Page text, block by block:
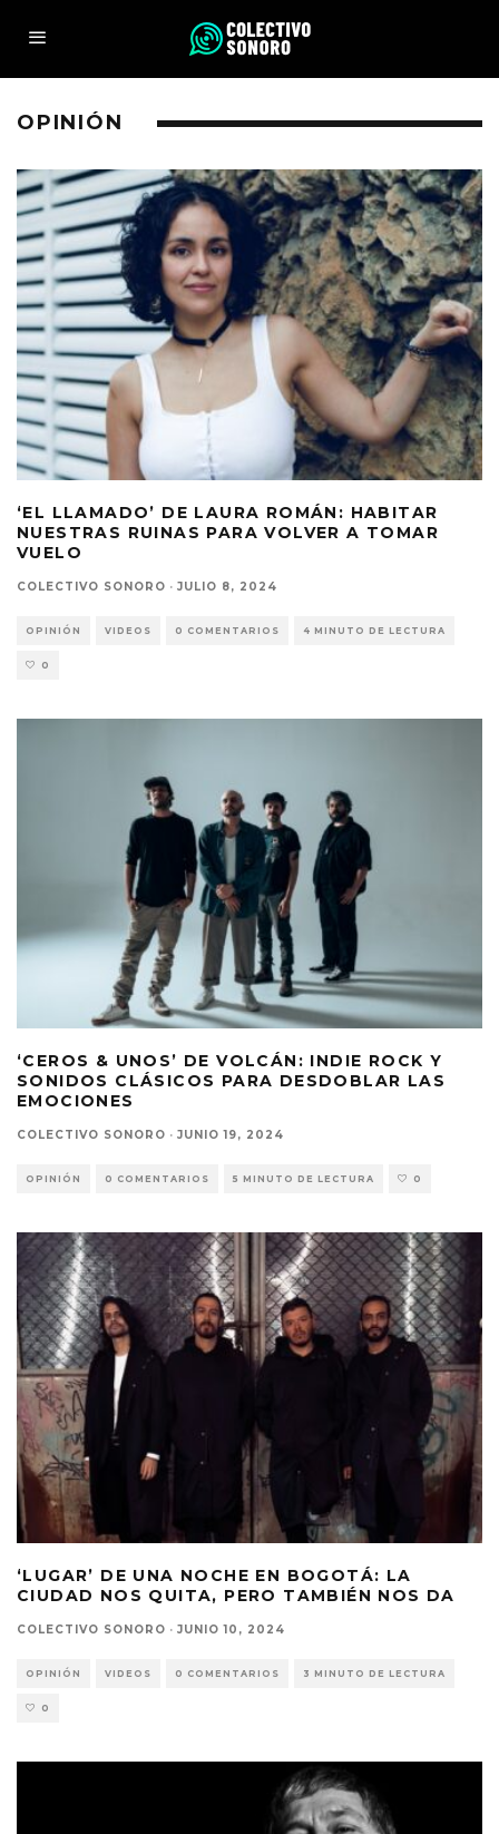
OPINIÓN
‘EL LLAMADO’ DE LAURA ROMÁN: HABITAR
NUESTRAS RUINAS PARA VOLVER A TOMAR
VUELO
COLECTIVO SONORO · JULIO 8, 2024
OPINIÓN VIDEOS 0 COMENTARIOS 4 MINUTO DE LECTURA
0
‘CEROS & UNOS’ DE VOLCÁN: INDIE ROCK Y
SONIDOS CLÁSICOS PARA DESDOBLAR LAS
EMOCIONES
COLECTIVO SONORO · JUNIO 19, 2024
OPINIÓN 0 COMENTARIOS 5 MINUTO DE LECTURA 0
‘LUGAR’ DE UNA NOCHE EN BOGOTÁ: LA
CIUDAD NOS QUITA, PERO TAMBIÉN NOS DA
COLECTIVO SONORO · JUNIO 10, 2024
OPINIÓN VIDEOS 0 COMENTARIOS 3 MINUTO DE LECTURA
0